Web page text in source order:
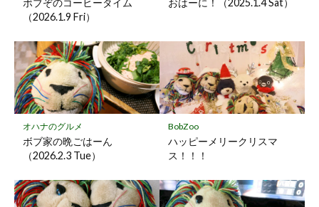
ボブぞのコーヒータイム
（2026.1.9 Fri）
おはーに！（2025.1.4 Sat）
オハナのグルメ
ボブ家の晩ごはーん
（2026.2.3 Tue）
BobZoo
ハッピーメリークリスマ
ス！！！